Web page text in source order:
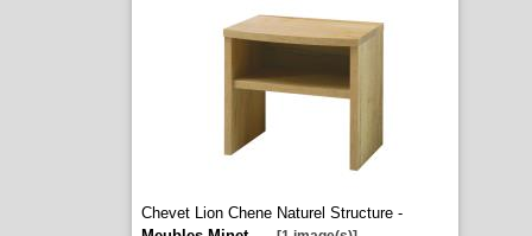
Chevet Lion Chene Naturel Structure -